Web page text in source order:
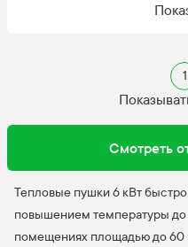
1
Смотреть
Тепловые пушки 6 кВт
повышением температуры до
помещениях площадью до 60